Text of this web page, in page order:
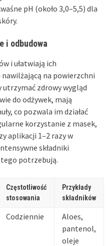
pH (około 3,0–5,5) dla
i odbudowa
i ułatwiają ich
nawilżającą na powierzchni
utrzymać zdrowy wygląd
do odżywek, mają
co pozwala im działać
korzystanie z masek,
aplikacji 1–2 razy w
składniki
tego potrzebują.
Częstotliwość
stosowania
Przykłady
składników
Codziennie
Aloes,
pantenol,
oleje